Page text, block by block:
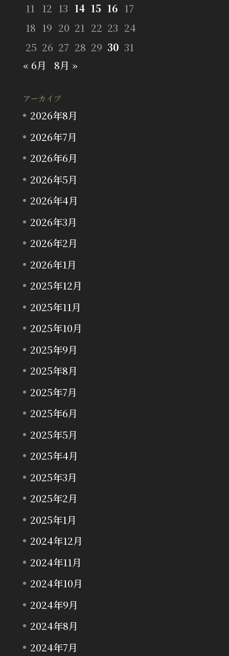
11
12 13 14 15 16 17
18 19 20 21 22 23 24
25 26 27 28 29 30 31
« 6月
8月 »
アーカイブ
2026年8月
2026年7月
2026年6月
2026年5月
2026年4月
2026年3月
2026年2月
2026年1月
2025年12月
2025年11月
2025年10月
2025年9月
2025年8月
2025年7月
2025年6月
2025年5月
2025年4月
2025年3月
2025年2月
2025年1月
2024年12月
2024年11月
2024年10月
2024年9月
2024年8月
2024年7月